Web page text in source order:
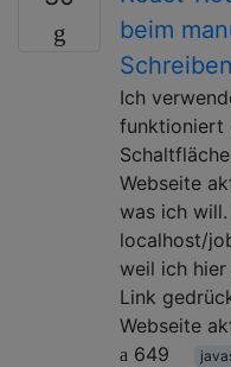
beim
Ich
funktioniert
Webseite
was ich
localhost/
weil ich hier
Link
Webseite
649